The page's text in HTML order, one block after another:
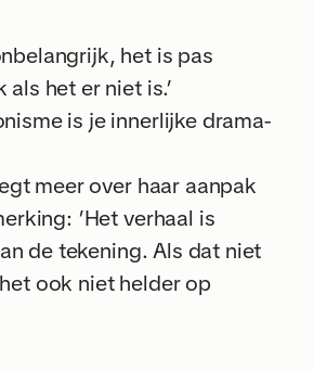
het is pas
als het er niet is.’
is je innerlijke drama-
meer over haar aanpak
’Het verhaal is
de tekening. Als dat niet
ook niet helder op